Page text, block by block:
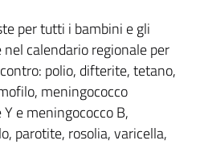
per tutti i bambini e gli
calendario regionale per
polio, difterite, tetano,
meningococco
e meningococco B,
parotite, rosolia, varicella,